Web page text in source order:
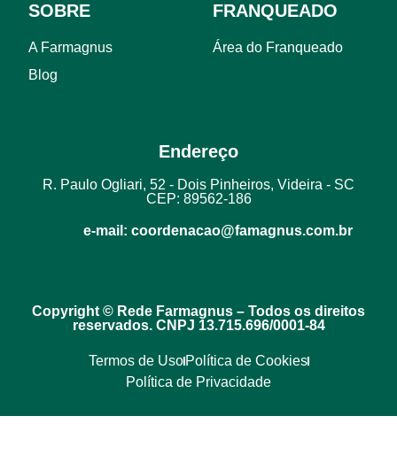
SOBRE
A Farmagnus
Blog
FRANQUEADO
Área do Franqueado
Endereço
R. Paulo Ogliari, 52 - Dois Pinheiros, Videira - SC
CEP: 89562-186
e-mail: coordenacao@famagnus.com.br
Copyright © Rede Farmagnus – Todos os direitos
reservados. CNPJ 13.715.696/0001-84
Termos de UsoPolítica de Cookies
Política de Privacidade